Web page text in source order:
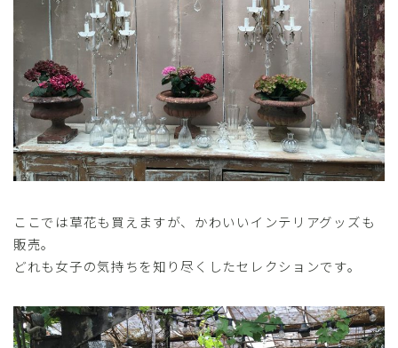
ここでは草花も買えますが、かわいいインテリアグッズも
販売。
どれも女子の気持ちを知り尽くしたセレクションです。